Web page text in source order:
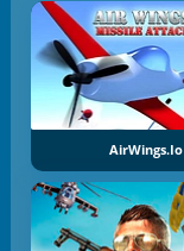
AirWings.io